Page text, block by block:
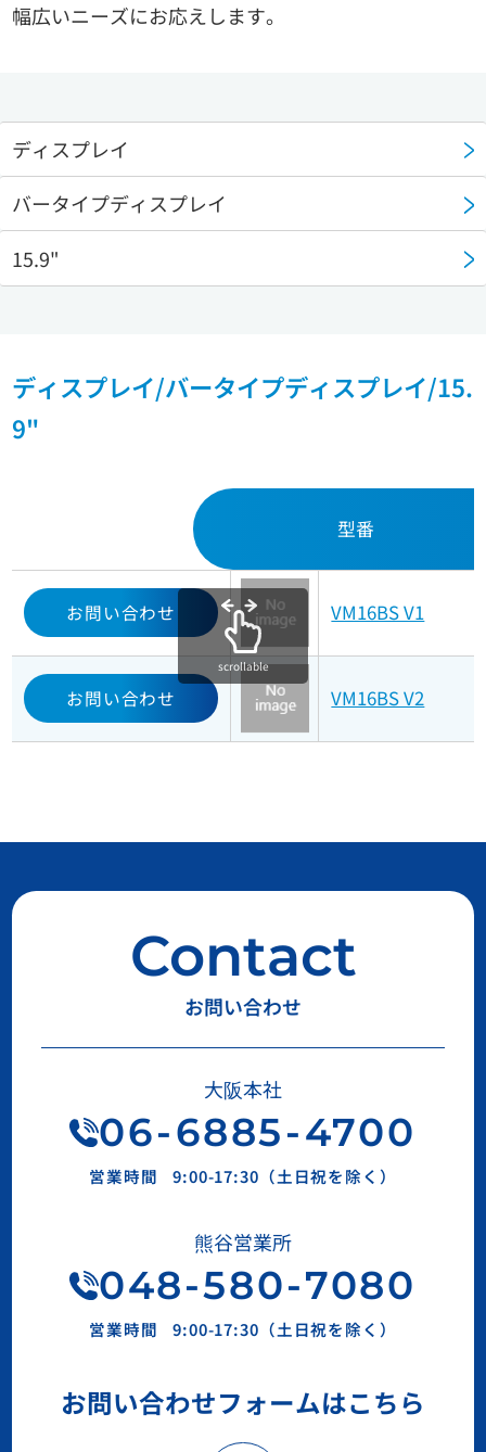
幅広いニーズにお応えします。
ディスプレイ
バータイプディスプレイ
15.9"
ディスプレイ/バータイプディスプレイ/15.
9"
型番
お問い合わせ VM16BS V1
お問い合わせ VM16BS V2
scrollable
Contact
お問い合わせ
大阪本社
06-6885-4700
営業時間 9:00-17:30（土日祝を除く）
熊谷営業所
048-580-7080
営業時間 9:00-17:30（土日祝を除く）
お問い合わせフォームはこちら